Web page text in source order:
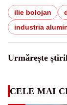
ilie bolojan
industria
Urmărește
CELE MAI